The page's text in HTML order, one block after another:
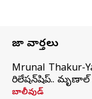
తాజా వార్తలు
Mrunal Thakur-
రిలేషన్‌షిప్.. మృణాల్
బాలీవుడ్